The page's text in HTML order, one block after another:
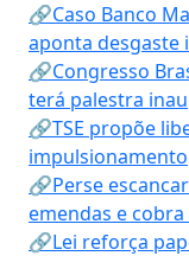
🔗Caso Banco
aponta desgaste
🔗Congresso
terá palestra
🔗TSE propõe
impulsionamento
🔗Perse
emendas e
🔗Lei reforça